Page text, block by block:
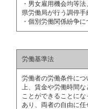
・男女雇用機会均等
県労働局が行う調停手
・個別労働関係紛争
労働基準法
労働者の労働条件に
上、賃金や労働時間
ことができることに
あり、両者の自由に